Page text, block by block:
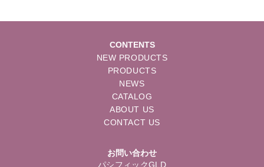
CONTENTS
NEW PRODUCTS
PRODUCTS
NEWS
CATALOG
ABOUT US
CONTACT US
お問い合わせ
パシフィックGLD